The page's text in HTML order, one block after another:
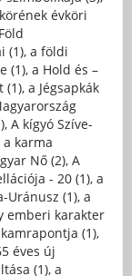
évköri
(1), a földi
(1), a Hold és –
(1), a Jégsapkák
, A kígyó Szíve-
karma
Nő (2), A
- 20 (1), a
Uránusz (1), a
emberi karakter
(1),
éves új
(1), a